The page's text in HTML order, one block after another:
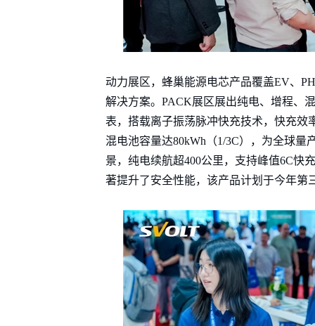
动力展区，蜂巢能源电芯产品覆盖EV、
解决方案。PACK展区展出纯电、增程、
表，搭载离子振荡脉冲快充技术，快充效
混电池容量达80kWh（1/3C），为全球
景，纯电续航超400公里，支持峰值6C快
著提升了安全性能，该产品计划于今年第